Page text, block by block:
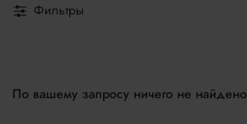
Фильтры
По вашему запросу ничего не найдено